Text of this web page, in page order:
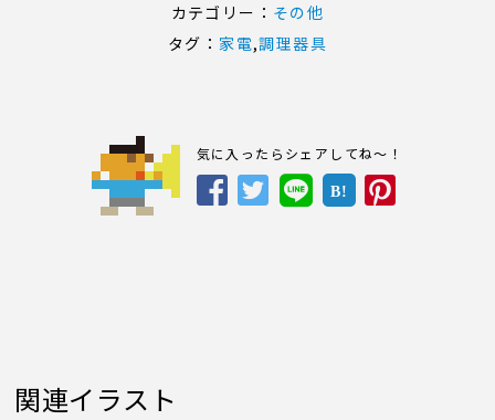
カテゴリー： その他
タグ：家電,調理器具
気に入ったらシェアしてね～！
B!
関連イラスト